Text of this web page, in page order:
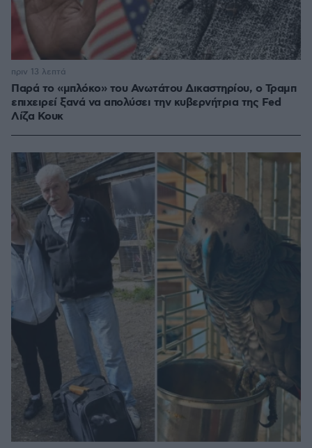
Παρά το «μπλόκο» του Ανωτάτου Δικαστηρίου, ο Τραμπ
επιχειρεί ξανά να απολύσει την κυβερνήτρια της Fed
Λίζα Κουκ
πριν 13 λεπτά